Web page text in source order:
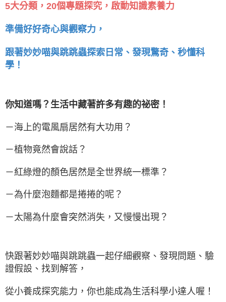
5大分類，20個專題探究，啟動知識素養力
準備好好奇心與觀察力，
跟著妙妙喵與跳跳蟲探索日常、發現驚奇、秒懂科
學！
你知道嗎？生活中藏著許多有趣的祕密！
－海上的電風扇居然有大功用？
－植物竟然會說話？
－紅綠燈的顏色居然是全世界統一標準？
－為什麼泡麵都是捲捲的呢？
－太陽為什麼會突然消失，又慢慢出現？
快跟著妙妙喵與跳跳蟲一起仔細觀察、發現問題、驗
證假設、找到解答，
從小養成探究能力，你也能成為生活科學小達人喔！